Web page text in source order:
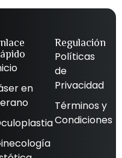
en
Regulación
Políticas
de
Privacidad
Términos y
Condiciones